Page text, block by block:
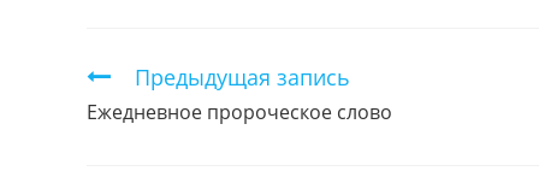
Продолжить
чтение
Предыдущая запись
Ежедневное пророческое слово